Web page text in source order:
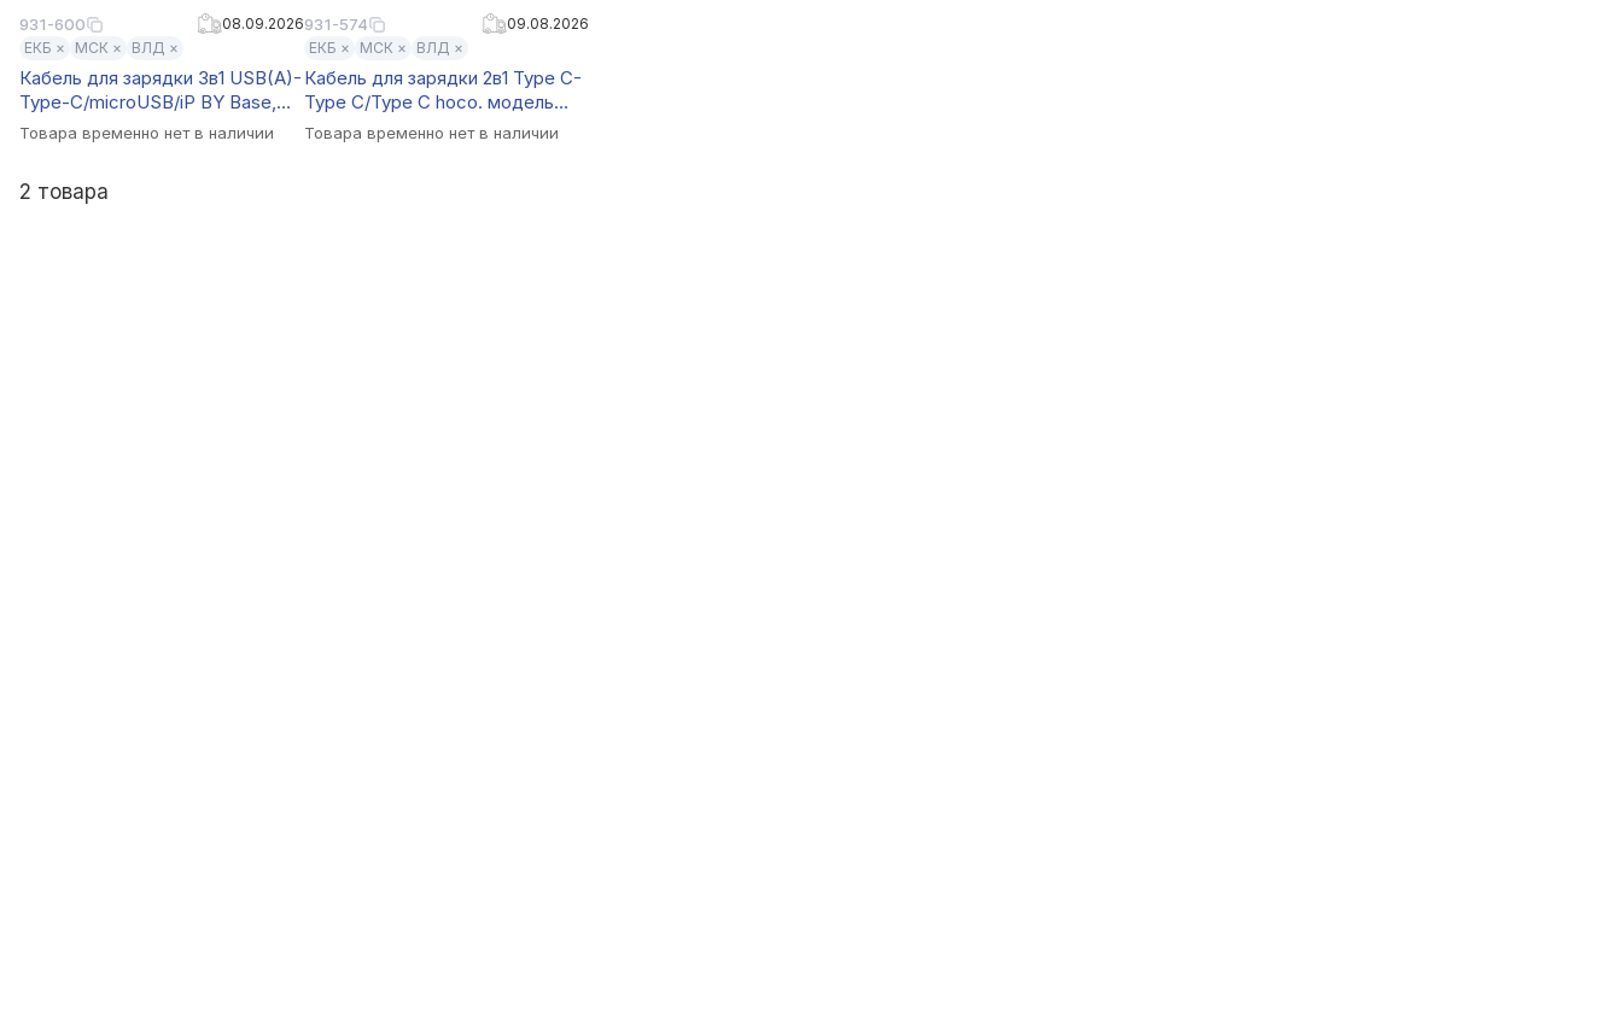
931-600
08.09.2026
ЕКБ ×
МСК × ВЛД ×
Кабель для зарядки 3в1 USB(A)-
Type-C/microUSB/iP BY Base,
18W, 1,2 м, 3A, PVC, белый
Товара временно нет в наличии
931-574
09.08.2026
ЕКБ ×
МСК × ВЛД ×
Кабель для зарядки 2в1 Type C-
Type C/Type C hoco. модель
X123 Victory, 1 м, черный
Товара временно нет в наличии
2 товара